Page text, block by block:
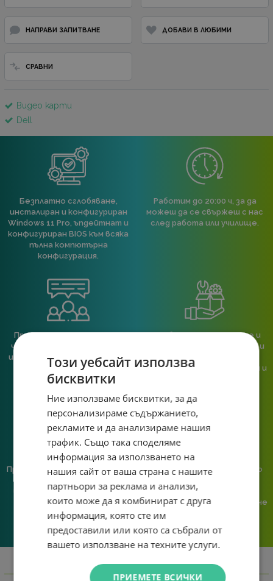
НАПРАВИ ЗАПИТВАНЕ ДОБАВИ В ЛЮБИМИ
СРАВНИ
Видео карти
Dell
Безплатно сглобяване,
инсталиран и конфигуриран
Windows 11 Pro, ъпдейтнат и
конфигуриран BIOS към всяка
пълна компютърна
конфигурация.
Работим до 20:00 ч, за да
можеш да се свържеш с нас
след работа или училище.
При нас говориш с реален
човек, не с чатбот, когато
имаш нужда от консултация
или справяне с проблем.
Сглобяваме, поддържаме и
обслужваме. Като магазин и
гарантираме бърза реакция и
Предлагаме различни методи
възможност за плащане с
криптовалута.
Ние сме малък екип и точно
отговорност за всяка
поръчка. Ако има проблем – не
го прехвърляме, а го
Информация
Този уебсайт използва
бисквитки
Ние използваме бисквитки, за да
персонализираме съдържанието,
рекламите и да анализираме нашия
трафик. Също така споделяме
информация за използването на
нашия сайт от ваша страна с нашите
партньори за реклама и анализи,
които може да я комбинират с друга
информация, която сте им
предоставили или която са събрали от
вашето използване на техните услуги.
ПРИЕМЕТЕ ВСИЧКИ